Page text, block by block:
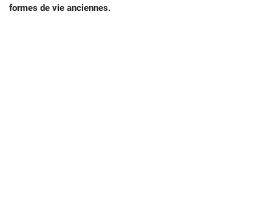
formes de vie anciennes.